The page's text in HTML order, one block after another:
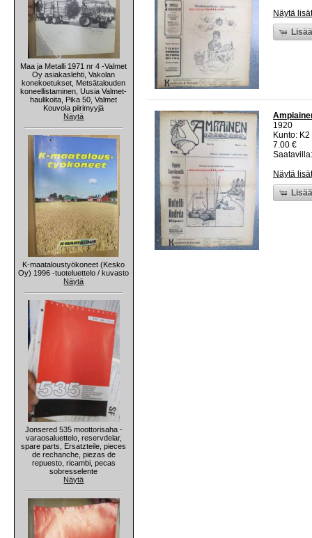
Maa ja Metalli 1971 nr 4 -Valmet
Oy asiakaslehti, Vakolan
konekoetukset, Metsätalouden
koneellistaminen, Uusia Valmet-
haulikoita, Pika 50, Valmet
Kouvola piirimyyjä
Näytä
K-maataloustyökoneet (Kesko
Oy) 1996 -tuoteluettelo / kuvasto
Näytä
Jonsered 535 moottorisaha -
varaosaluettelo, reservdelar,
spare parts, Ersatzteile, pieces
de rechanche, piezas de
repuesto, ricambi, pecas
sobresselente
Näytä
Näytä
1920
Kunto:
7.00 €
Näytä